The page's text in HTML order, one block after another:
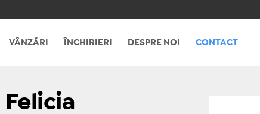
VÂNZĂRI ÎNCHIRIERI DESPRE NOI CONTACT